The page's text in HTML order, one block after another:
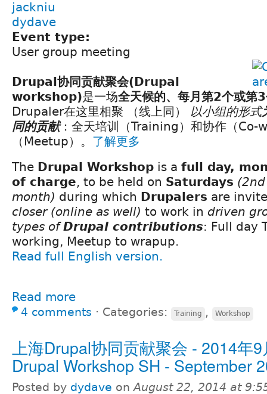
jackniu
dydave
Event type:
User group meeting
Drupal协同贡献聚会(Drupal
workshop)是一场全天候的、每月第2个或第
Drupaler在这里相聚 （线上同） 以小组的形式
同的贡献：全天培训（Training）和协作（Co-
（Meetup）。 了解更多
The Drupal Workshop is a full day,
of charge, to be held on Saturdays
month) during which Drupalers are
closer (online as well) to work in driven
types ofDrupal contributions: Full day
working, Meetup to wrapup.
Read full English version.
Read more
4 comments ⋅ Categories: Training , Workshop
上海Drupal协同贡献聚会 - 2014年
Drupal Workshop SH - September
Posted by dydave onAugust 22, 2014 at